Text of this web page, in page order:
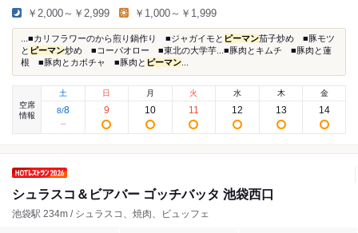
￥2,000～￥2,999 ￥1,000～￥1,999
...■カリフラワーのから煎り鍋作り ■ジャガイモと ピーマン茄子炒め ■豚モツ
と ピーマン炒め ■コーパオロー ■東北の大学芋...■豚肉とキムチ ■豚肉と蓮
根 ■豚肉とカボチャ ■豚肉と ピーマン
空席
情報
土
8/8
日
9
月
10
火
11
水
12
木
13
金
14
シュラスコ＆ビアバー ゴッチバッタ 池袋西口
池袋駅 234m / シュラスコ、焼肉、ビュッフェ